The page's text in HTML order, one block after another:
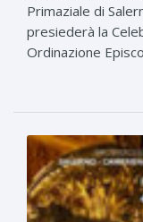
Primaziale di
presiederà la
Ordinazione